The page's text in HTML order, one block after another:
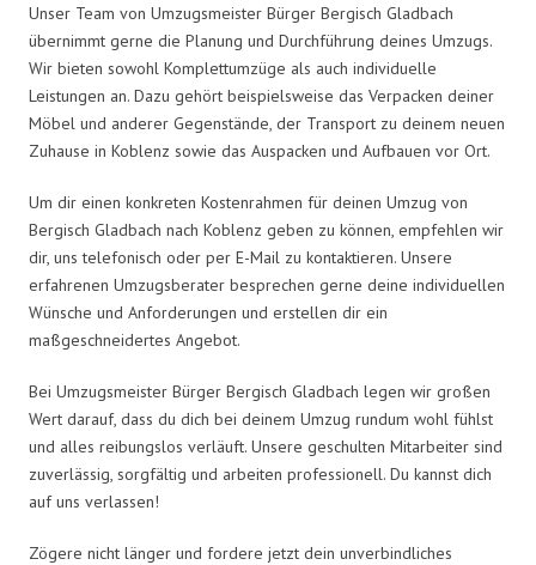
Unser Team von Umzugsmeister Bürger Bergisch Gladbach
übernimmt gerne die Planung und Durchführung deines Umzugs.
Wir bieten sowohl Komplettumzüge als auch individuelle
Leistungen an. Dazu gehört beispielsweise das Verpacken deiner
Möbel und anderer Gegenstände, der Transport zu deinem neuen
Zuhause in Koblenz sowie das Auspacken und Aufbauen vor Ort.
Um dir einen konkreten Kostenrahmen für deinen Umzug von
Bergisch Gladbach nach Koblenz geben zu können, empfehlen wir
dir, uns telefonisch oder per E-Mail zu kontaktieren. Unsere
erfahrenen Umzugsberater besprechen gerne deine individuellen
Wünsche und Anforderungen und erstellen dir ein
maßgeschneidertes Angebot.
Bei Umzugsmeister Bürger Bergisch Gladbach legen wir großen
Wert darauf, dass du dich bei deinem Umzug rundum wohl fühlst
und alles reibungslos verläuft. Unsere geschulten Mitarbeiter sind
zuverlässig, sorgfältig und arbeiten professionell. Du kannst dich
auf uns verlassen!
Zögere nicht länger und fordere jetzt dein unverbindliches